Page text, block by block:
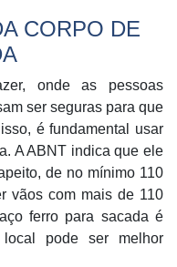
CORPO DE
onde as pessoas
ser seguras para que
é fundamental usar
A ABNT indica que ele
de no mínimo 110
vãos com mais de 110
ferro para sacada é
pode ser melhor